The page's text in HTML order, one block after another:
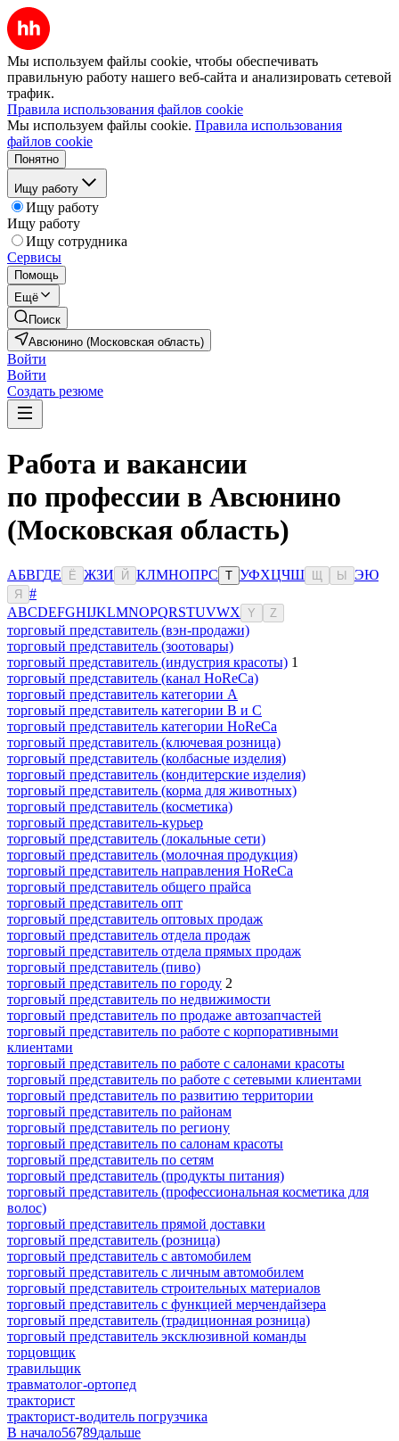
Мы используем файлы cookie, чтобы обеспечивать
правильную работу нашего веб-сайта и анализировать сетевой
трафик.
Правила использования файлов cookie
Мы используем файлы cookie. Правила использования
файлов cookie
Понятно
Ищу работу
Ищу работу
Ищу работу
Ищу сотрудника
Сервисы
Помощь
Ещё
Поиск
Авсюнино (Московская область)
Войти
Войти
Создать резюме
Работа и вакансии
по профессии в Авсюнино
(Московская область)
АБВГДЕ Ё ЖЗИ Й КЛМНОПРС Т УФХЦЧШ Ы ЭЮ
Я
#
ABCDEFGHIJKLMNOPQRSTUVWX Y Z
торговый представитель (вэн-продажи)
торговый представитель (зоотовары)
торговый представитель (индустрия красоты) 1
торговый представитель (канал HoReCa)
торговый представитель категории A
торговый представитель категории B и C
торговый представитель категории HoReCa
торговый представитель (ключевая розница)
торговый представитель (колбасные изделия)
торговый представитель (кондитерские изделия)
торговый представитель (корма для животных)
торговый представитель (косметика)
торговый представитель-курьер
торговый представитель (локальные сети)
торговый представитель (молочная продукция)
торговый представитель направления HoReCa
торговый представитель общего прайса
торговый представитель опт
торговый представитель оптовых продаж
торговый представитель отдела продаж
торговый представитель отдела прямых продаж
торговый представитель (пиво)
торговый представитель по городу 2
торговый представитель по недвижимости
торговый представитель по продаже автозапчастей
торговый представитель по работе с корпоративными
клиентами
торговый представитель по работе с салонами красоты
торговый представитель по работе с сетевыми клиентами
торговый представитель по развитию территории
торговый представитель по районам
торговый представитель по региону
торговый представитель по салонам красоты
торговый представитель по сетям
торговый представитель (продукты питания)
торговый представитель (профессиональная косметика для
волос)
торговый представитель прямой доставки
торговый представитель (розница)
торговый представитель с автомобилем
торговый представитель с личным автомобилем
торговый представитель строительных материалов
торговый представитель с функцией мерчендайзера
торговый представитель (традиционная розница)
торговый представитель эксклюзивной команды
торцовщик
травильщик
травматолог-ортопед
тракторист
тракторист-водитель погрузчика
В начало56789дальше